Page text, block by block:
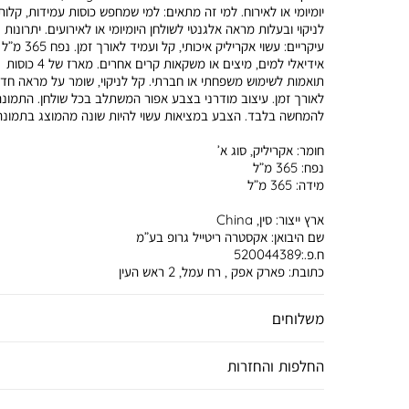
משלוחים
החלפות והחזרות
יומיומי או לאירוח. למי זה מתאים: למי שמחפש כוסות עמידות,
לניקוי ובעלות מראה אלגנטי לשולחן היומיומי או לאירועים. יתרונות
עיקריים: עשוי אקריליק איכותי, קל ועמיד לאורך זמן. נפח 365 מ”ל
אידיאלי למים, מיצים או משקאות קרים אחרים. מארז של 4 כוסות
תואמות לשימוש משפחתי או חברתי. קל לניקוי, שומר על מראה
לאורך זמן. עיצוב מודרני בצבע אפור המשתלב בכל שולחן.
להמחשה בלבד. הצבע במציאות עשוי להיות שונה מהמוצג
חומר:אקריליק, סוג א’
נפח:365 מ”ל
מידה:365 מ”ל
ארץ ייצור:סין, China
שם היבואן:אקסטרה ריטייל גרופ בע”מ
ח.פ.:520044389
כתובת:פארק אפק , רח עמל, 2 ראש העין